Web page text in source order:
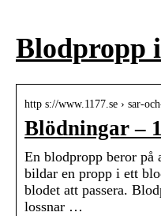
Blodpropp
http s://www.1177.se › sar-
Blödningar –
En blodpropp beror på
bildar en propp i ett
blodet att passera.
lossnar …